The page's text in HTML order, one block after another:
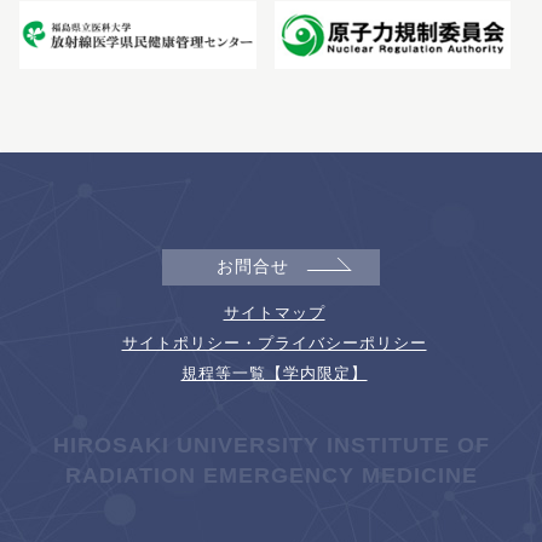
お問合せ
サイトマップ
サイトポリシー・プライバシーポリシー
規程等一覧【学内限定】
HIROSAKI UNIVERSITY INSTITUTE OF
RADIATION EMERGENCY MEDICINE